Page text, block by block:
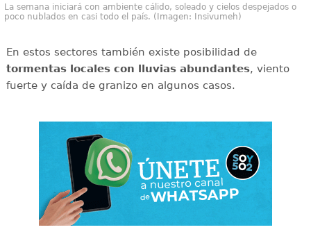
La semana iniciará con ambiente cálido, soleado y cielos despejados o
poco nublados en casi todo el país. (Imagen: Insivumeh)
En estos sectores también existe posibilidad de
tormentas locales con lluvias abundantes, viento
fuerte y caída de granizo en algunos casos.